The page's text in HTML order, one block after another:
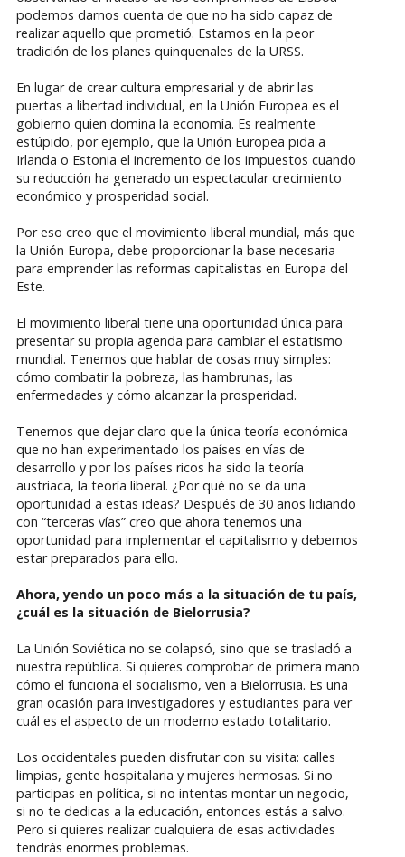
podemos darnos cuenta de que no ha sido capaz de
realizar aquello que prometió. Estamos en la peor
tradición de los planes quinquenales de la URSS.
En lugar de crear cultura empresarial y de abrir las
puertas a libertad individual, en la Unión Europea es el
gobierno quien domina la economía. Es realmente
estúpido, por ejemplo, que la Unión Europea pida a
Irlanda o Estonia el incremento de los impuestos cuando
su reducción ha generado un espectacular crecimiento
económico y prosperidad social.
Por eso creo que el movimiento liberal mundial, más que
la Unión Europa, debe proporcionar la base necesaria
para emprender las reformas capitalistas en Europa del
Este.
El movimiento liberal tiene una oportunidad única para
presentar su propia agenda para cambiar el estatismo
mundial. Tenemos que hablar de cosas muy simples:
cómo combatir la pobreza, las hambrunas, las
enfermedades y cómo alcanzar la prosperidad.
Tenemos que dejar claro que la única teoría económica
que no han experimentado los países en vías de
desarrollo y por los países ricos ha sido la teoría
austriaca, la teoría liberal. ¿Por qué no se da una
oportunidad a estas ideas? Después de 30 años lidiando
con “terceras vías” creo que ahora tenemos una
oportunidad para implementar el capitalismo y debemos
estar preparados para ello.
Ahora, yendo un poco más a la situación de tu país,
¿cuál es la situación de Bielorrusia?
La Unión Soviética no se colapsó, sino que se trasladó a
nuestra república. Si quieres comprobar de primera mano
cómo el funciona el socialismo, ven a Bielorrusia. Es una
gran ocasión para investigadores y estudiantes para ver
cuál es el aspecto de un moderno estado totalitario.
Los occidentales pueden disfrutar con su visita: calles
limpias, gente hospitalaria y mujeres hermosas. Si no
participas en política, si no intentas montar un negocio,
si no te dedicas a la educación, entonces estás a salvo.
Pero si quieres realizar cualquiera de esas actividades
tendrás enormes problemas.